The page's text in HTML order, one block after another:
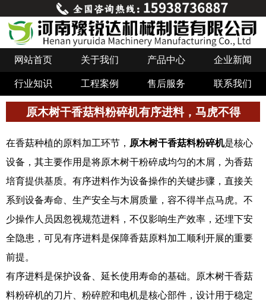
网站首页 关于我们 产品中心 企业新闻
行业知识 工程案例 售后服务 联系我们
原木树干香菇料粉碎机有序进料，马虎不得
在香菇种植的原料加工环节， 原木树干香菇料粉碎机是核心
设备，其主要作用是将原木树干粉碎成均匀的木屑，为香菇
培育提供基质。有序进料作为设备操作的关键步骤，直接关
系到设备寿命、生产安全与木屑质量，容不得半点马虎。不
少操作人员因忽视规范进料，不仅影响生产效率，还埋下安
全隐患，可见有序进料是保障香菇原料加工顺利开展的重要
前提。
有序进料是保护设备、延长使用寿命的基础。原木树干香菇
料粉碎机的刀片、粉碎腔和电机是核心部件，设计用于稳定